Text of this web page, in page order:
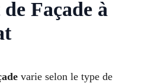
Façade à
varie selon le type de